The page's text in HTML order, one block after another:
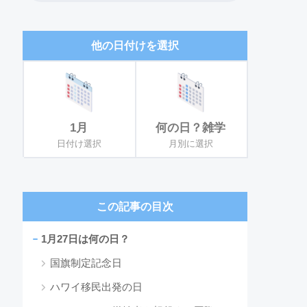
他の日付けを選択
1月
日付け選択
何の日？雑学
月別に選択
この記事の目次
1月27日は何の日？
国旗制定記念日
ハワイ移民出発の日